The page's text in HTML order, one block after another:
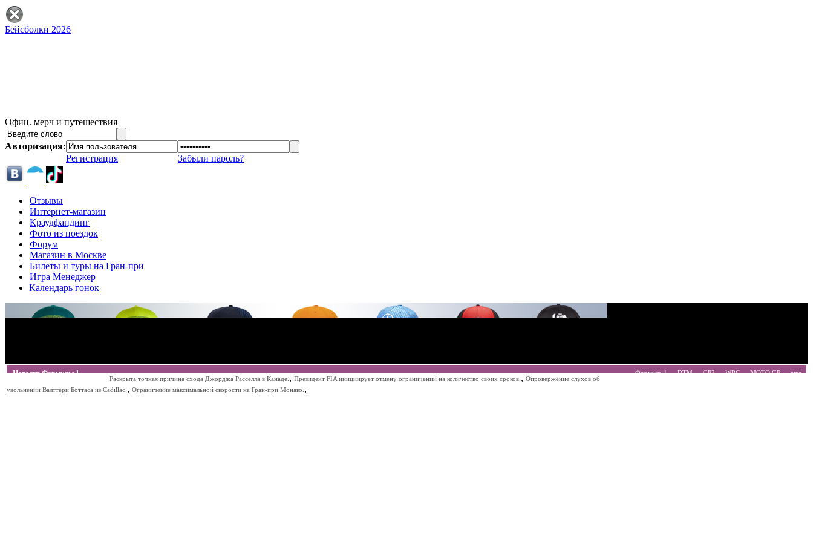
Бейсболки 2026
Офиц. мерч и путешествия
Авторизация:
Регистрация
Забыли пароль?
Отзывы
Интернет-магазин
Краудфандинг
Фото из поездок
Форум
Магазин в Москве
Билеты и туры на Гран-при
Игра Менеджер
Календарь гонок
Новости Формулы 1 Формула 1 DTM GP2 WRC MOTO GP
ещё
Раскрыта точная причина схода Джорджа Расселла в Канаде. , Президент FIA инициирует отмену ограничений на количество своих сроков. , Опровержение слухов об
увольнении Валттери Боттаса из Cadillac. , Ограничение максимальной скорости на Гран-при Монако. ,